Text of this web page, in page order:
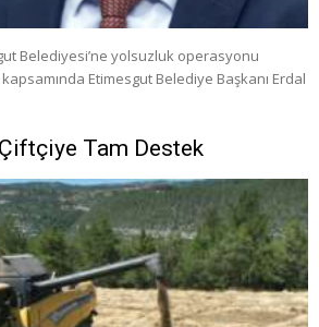
Belediyesi’ne yolsuzluk operasyonu
Etimesgut Belediye Başkanı Erdal
Tam Destek